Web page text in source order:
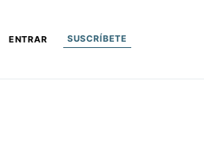
ENTRAR SUSCRÍBETE